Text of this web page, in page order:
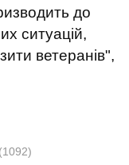
до
ситуацій,
ветеранів",
(1092)